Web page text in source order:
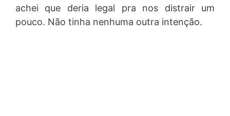
achei que deria legal pra nos distrair um
pouco. Não tinha nenhuma outra intenção.